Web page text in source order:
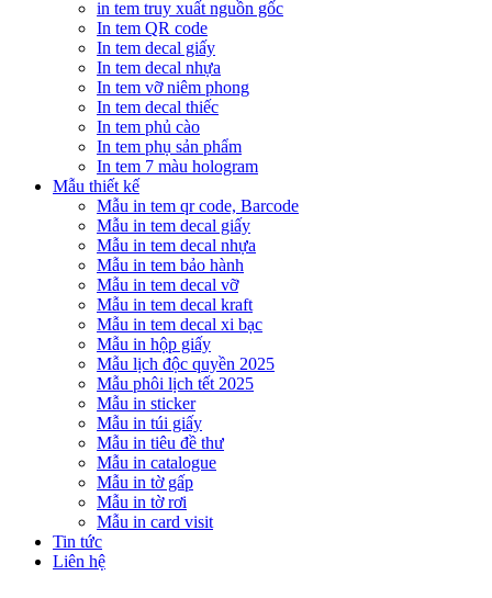
in tem truy xuất nguồn gốc
In tem QR code
In tem decal giấy
In tem decal nhựa
In tem vỡ niêm phong
In tem decal thiếc
In tem phủ cào
In tem phụ sản phẩm
In tem 7 màu hologram
Mẫu thiết kế
Mẫu in tem qr code, Barcode
Mẫu in tem decal giấy
Mẫu in tem decal nhựa
Mẫu in tem bảo hành
Mẫu in tem decal vỡ
Mẫu in tem decal kraft
Mẫu in tem decal xi bạc
Mẫu in hộp giấy
Mẫu lịch độc quyền 2025
Mẫu phôi lịch tết 2025
Mẫu in sticker
Mẫu in túi giấy
Mẫu in tiêu đề thư
Mẫu in catalogue
Mẫu in tờ gấp
Mẫu in tờ rơi
Mẫu in card visit
Tin tức
Liên hệ